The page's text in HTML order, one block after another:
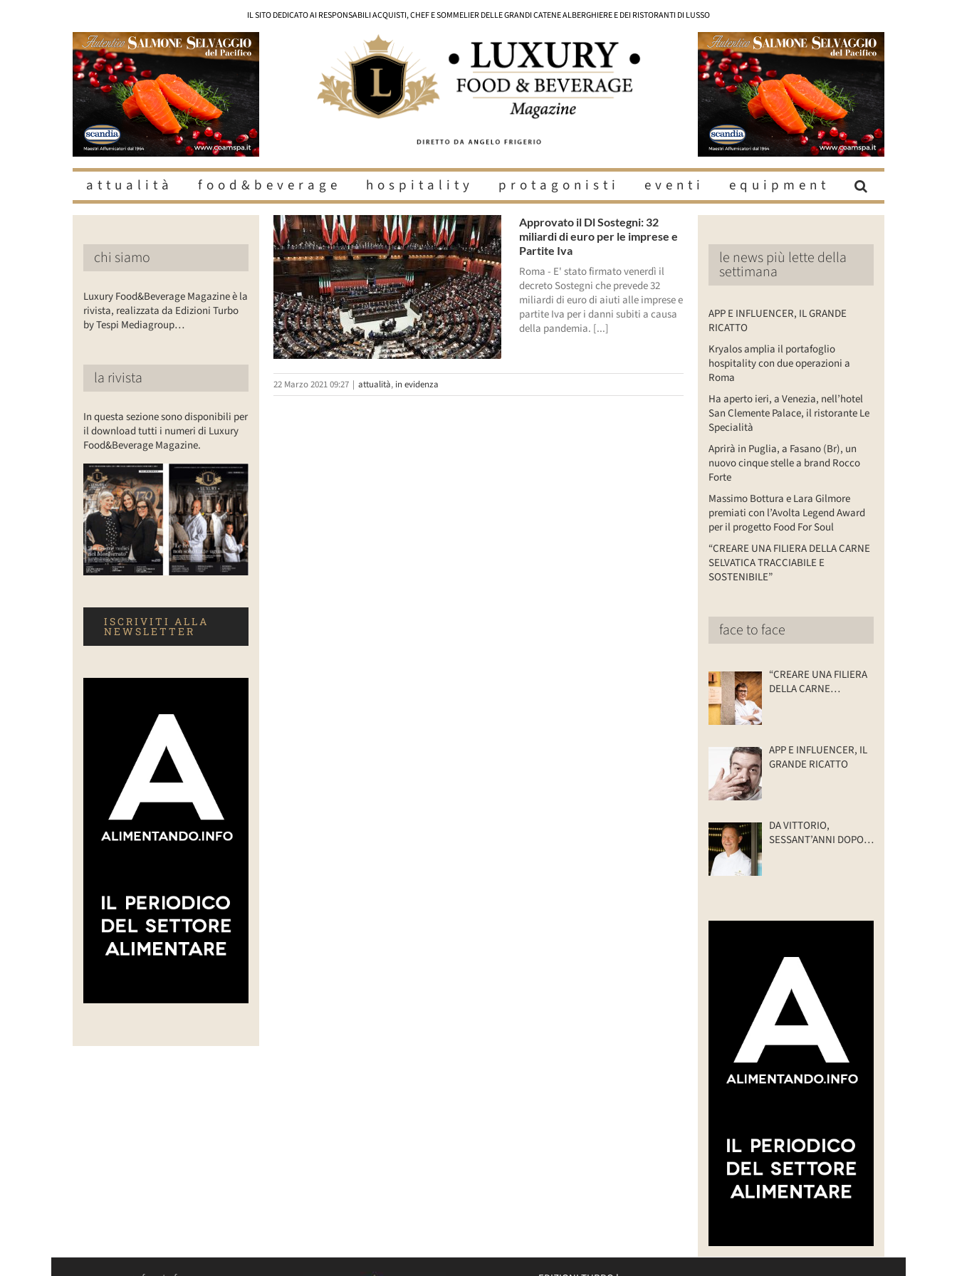
IL SITO DEDICATO AI RESPONSABILI ACQUISTI, CHEF E SOMMELIER DELLE GRANDI CATENE ALBERGHIERE E DEI RISTORANTI DI LUSSO
attualità food&beverage hospitality protagonisti eventi equipment
Approvato il Dl Sostegni: 32
miliardi di euro per le imprese e
Partite Iva
Roma - E' stato firmato venerdì il
decreto Sostegni che prevede 32
miliardi di euro di aiuti alle imprese e
partite Iva per i danni subiti a causa
della pandemia. [...]
22 Marzo 2021 09:27 | attualità, in evidenza
chi siamo
Luxury Food&Beverage Magazine è la
rivista, realizzata da Edizioni Turbo
by Tespi Mediagroup…
la rivista
In questa sezione sono disponibili per
il download tutti i numeri di Luxury
Food&Beverage Magazine.
ISCRIVITI ALLA
NEWSLETTER
le news più lette della
settimana
APP E INFLUENCER, IL GRANDE
RICATTO
Kryalos amplia il portafoglio
hospitality con due operazioni a
Roma
Ha aperto ieri, a Venezia, nell’hotel
San Clemente Palace, il ristorante Le
Specialità
Aprirà in Puglia, a Fasano (Br), un
nuovo cinque stelle a brand Rocco
Forte
Massimo Bottura e Lara Gilmore
premiati con l’Avolta Legend Award
per il progetto Food For Soul
“CREARE UNA FILIERA DELLA CARNE
SELVATICA TRACCIABILE E
SOSTENIBILE”
face to face
“CREARE UNA FILIERA
DELLA CARNE
APP E INFLUENCER, IL
GRANDE RICATTO
DA VITTORIO,
SESSANT’ANNI DOPO: